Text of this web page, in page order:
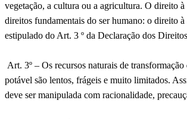
vegetação, a cultura ou a agricultura. O direito à
direitos fundamentais do ser humano: o direito
estipulado do Art. 3 º da Declaração dos
Art. 3º – Os recursos naturais de transformação
potável são lentos, frágeis e muito limitados.
deve ser manipulada com racionalidade,